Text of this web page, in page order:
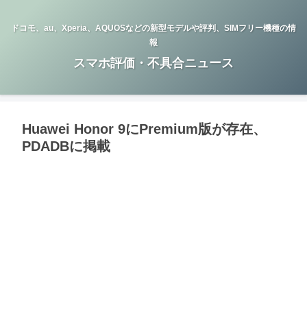
ドコモ、au、Xperia、AQUOSなどの新型モデルや評判、SIMフリー機種の情
報
スマホ評価・不具合ニュース
Huawei Honor 9にPremium版が存在、
PDADBに掲載